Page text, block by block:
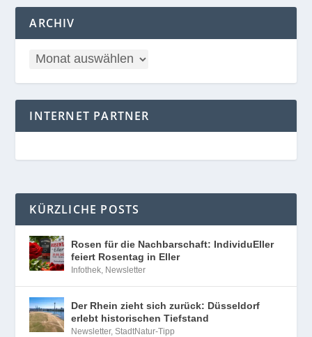
ARCHIV
INTERNET PARTNER
KÜRZLICHE POSTS
Rosen für die Nachbarschaft: IndividuEller
feiert Rosentag in Eller
Infothek, Newsletter
Der Rhein zieht sich zurück: Düsseldorf
erlebt historischen Tiefstand
Newsletter,StadtNatur-Tipp